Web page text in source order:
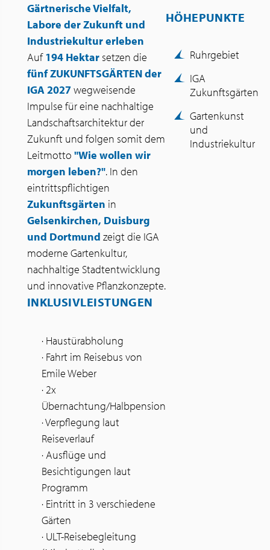
Gärtnerische Vielfalt,
Labore der Zukunft und
Industriekultur erleben
Auf194 Hektarsetzen die
fünf ZUKUNFTSGÄRTEN der
IGA 2027wegweisende
Impulse für eine nachhaltige
Landschaftsarchitektur der
Zukunft und folgen somit dem
Leitmotto "Wie wollen wir
morgen leben?". In den
eintrittspflichtigen
Zukunftsgärten in
Gelsenkirchen, Duisburg
und Dortmund zeigt die IGA
moderne Gartenkultur,
nachhaltige Stadtentwicklung
und innovative Pflanzkonzepte.
INKLUSIVLEISTUNGEN
· Haustürabholung
· Fahrt im Reisebus von
Emile Weber
· 2x
Übernachtung/Halbpension
· Verpflegung laut
Reiseverlauf
· Ausflüge und
Besichtigungen laut
Programm
· Eintritt in 3 verschiedene
Gärten
· ULT-Reisebegleitung
HÖHEPUNKTE
Ruhrgebiet
IGA
Zukunftsgärten
Gartenkunst
und
Industriekultur